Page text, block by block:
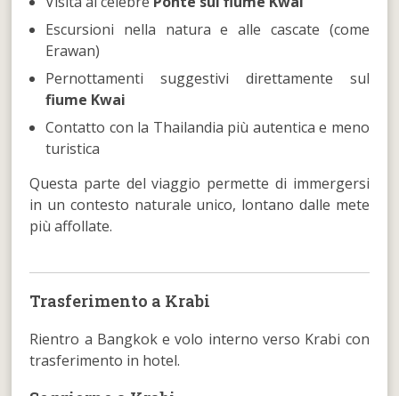
Escursioni nella natura e alle cascate (come
Erawan)
Pernottamenti suggestivi direttamente sul
fiume Kwai
Contatto con la Thailandia più autentica e meno
turistica
Questa parte del viaggio permette di immergersi
in un contesto naturale unico, lontano dalle mete
più affollate.
Trasferimento a Krabi
Rientro a Bangkok e volo interno verso Krabi con
trasferimento in hotel.